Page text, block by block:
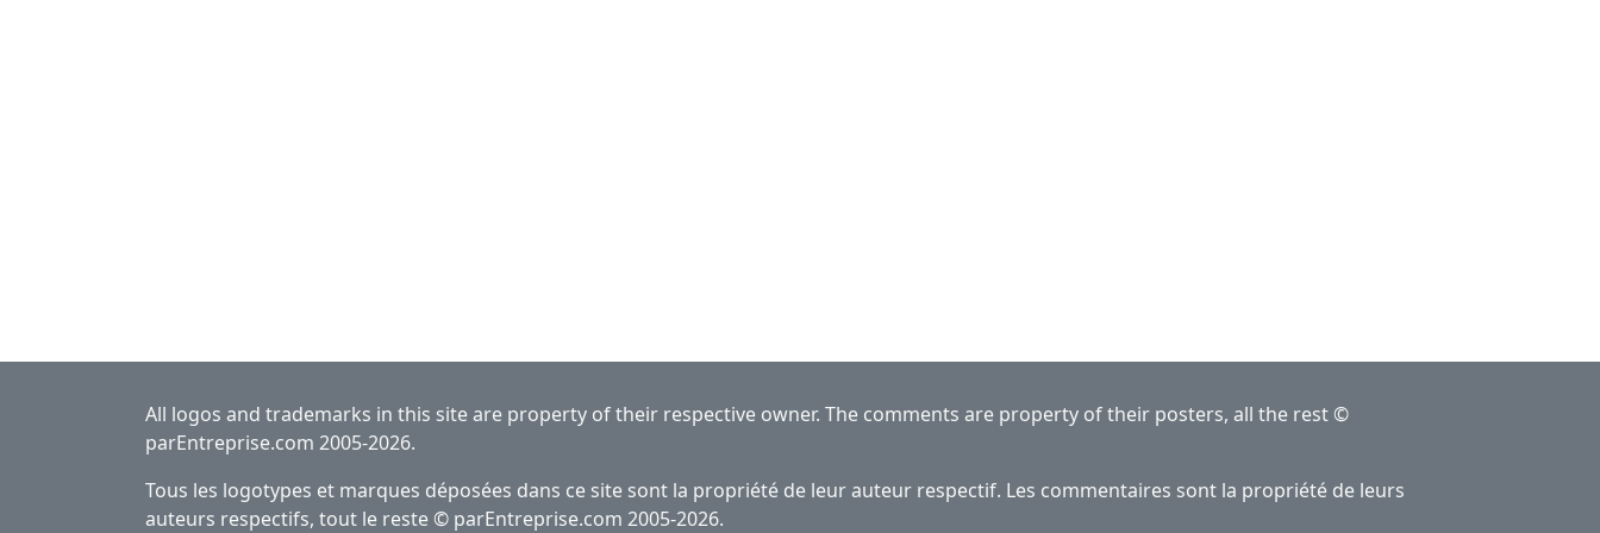
All logos and trademarks in this site are property of their respective owner. The comments are property of their posters, all the rest ©
parEntreprise.com 2005-2026.
Tous les logotypes et marques déposées dans ce site sont la propriété de leur auteur respectif. Les commentaires sont la propriété de leurs
auteurs respectifs, tout le reste © parEntreprise.com 2005-2026.